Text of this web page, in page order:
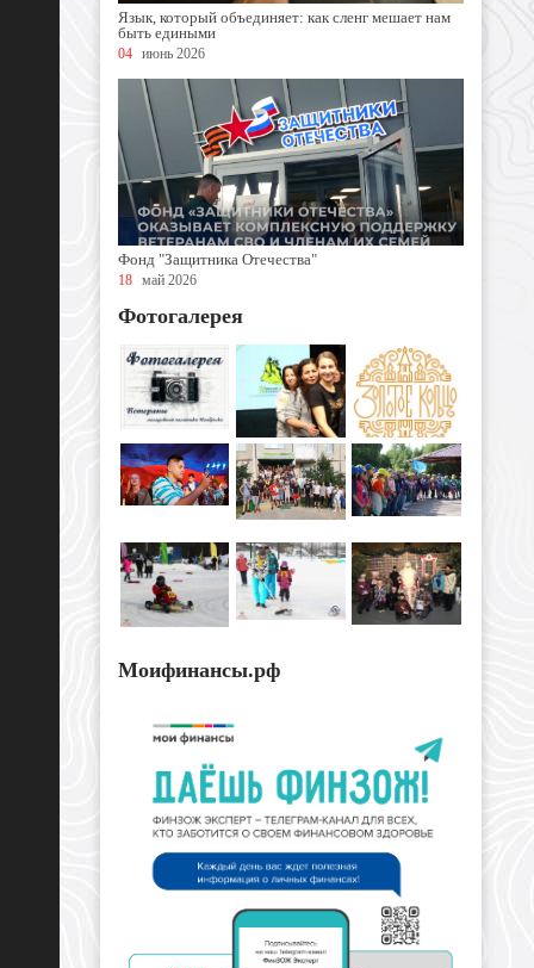
Язык, который объединяет: как сленг мешает нам
быть едиными
04 июнь 2026
Фонд "Защитника Отечества"
18 май 2026
Фотогалерея
Моифинансы.рф